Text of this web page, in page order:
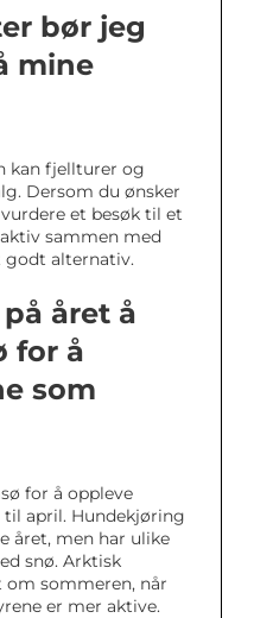
bør jeg
mine
kan fjellturer og
Dersom du ønsker
et besøk til et
sammen med
godt alternativ.
året å
for å
som
for å oppleve
april. Hundekjøring
året, men har ulike
snø. Arktisk
sommeren, når
er mer aktive.